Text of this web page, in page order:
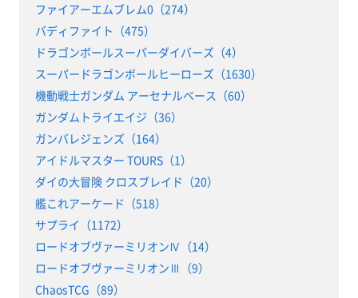
ファイアーエムブレム0（274）
バディファイト（475）
ドラゴンボールスーパーダイバーズ（4）
スーパードラゴンボールヒーローズ（1630）
機動戦士ガンダム アーセナルベース（60）
ガンダムトライエイジ（36）
ガンバレジェンズ（164）
アイドルマスター TOURS（1）
ダイの大冒険 クロスブレイド（20）
艦これアーケード（518）
サプライ（1172）
ロードオブヴァーミリオンⅣ（14）
ロードオブヴァーミリオンⅢ（9）
ChaosTCG（89）